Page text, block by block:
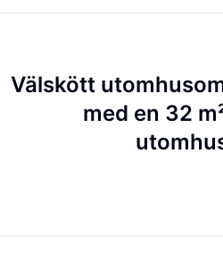
Välskött
med en 32